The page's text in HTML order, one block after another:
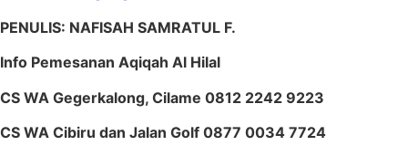
PENULIS: NAFISAH SAMRATUL F.
Info Pemesanan Aqiqah Al Hilal
CS WA Gegerkalong, Cilame 0812 2242 9223
CS WA Cibiru dan Jalan Golf 0877 0034 7724